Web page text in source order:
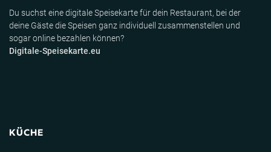
Du suchst eine digitale Speisekarte für dein Restaurant, bei der
deine Gäste die Speisen ganz individuell zusammenstellen und
sogar online bezahlen können?
Digitale-Speisekarte.eu
KÜCHE